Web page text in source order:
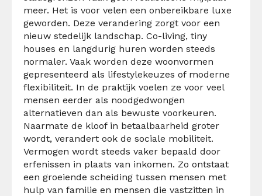
meer. Het is voor velen een onbereikbare luxe
geworden. Deze verandering zorgt voor een
nieuw stedelijk landschap. Co-living, tiny
houses en langdurig huren worden steeds
normaler. Vaak worden deze woonvormen
gepresenteerd als lifestylekeuzes of moderne
flexibiliteit. In de praktijk voelen ze voor veel
mensen eerder als noodgedwongen
alternatieven dan als bewuste voorkeuren.
Naarmate de kloof in betaalbaarheid groter
wordt, verandert ook de sociale mobiliteit.
Vermogen wordt steeds vaker bepaald door
erfenissen in plaats van inkomen. Zo ontstaat
een groeiende scheiding tussen mensen met
hulp van familie en mensen die vastzitten in